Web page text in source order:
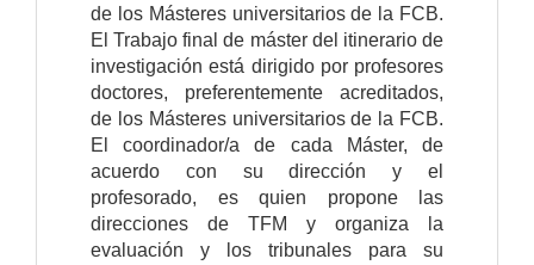
de los Másteres universitarios de la FCB.
El Trabajo final de máster del itinerario de
investigación está dirigido por profesores
doctores, preferentemente acreditados,
de los Másteres universitarios de la FCB.
El coordinador/a de cada Máster, de
acuerdo con su dirección y el
profesorado, es quien propone las
direcciones de TFM y organiza la
evaluación y los tribunales para su